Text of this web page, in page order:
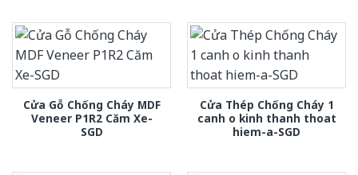
Cửa Gỗ Chống Cháy MDF
Veneer P1R2 Căm Xe-
SGD
Cửa Thép Chống Cháy 1
canh o kinh thanh thoat
hiem-a-SGD